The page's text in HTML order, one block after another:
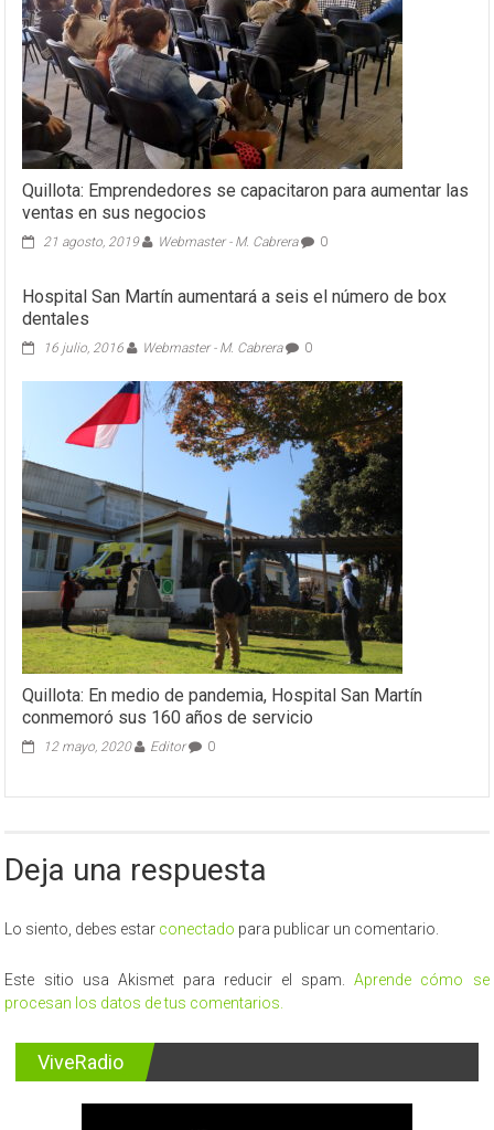
Quillota: Emprendedores se capacitaron para aumentar las
ventas en sus negocios
21 agosto, 2019 Webmaster - M. Cabrera 0
Hospital San Martín aumentará a seis el número de box
dentales
16 julio, 2016 Webmaster - M. Cabrera 0
Quillota: En medio de pandemia, Hospital San Martín
conmemoró sus 160 años de servicio
12 mayo, 2020 Editor 0
Deja una respuesta
Lo siento, debes estar conectado para publicar un comentario.
Este sitio usa Akismet para reducir el spam.Aprende cómo se
procesan los datos de tus comentarios.
ViveRadio